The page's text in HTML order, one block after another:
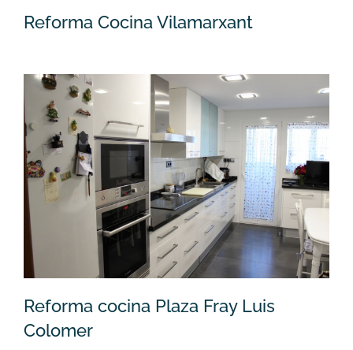
Reforma Cocina Vilamarxant
Reforma Cocina Vilamarxant
Reforma cocina Plaza Fray Luis
Colomer